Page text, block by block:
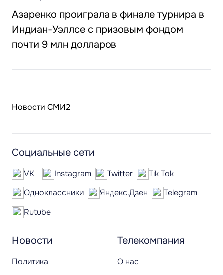
Азаренко проиграла в финале турнира в
Индиан-Уэллсе с призовым фондом
почти 9 млн долларов
Новости СМИ2
Новости
Политика
Телекомпания
О нас
Социальные сети
VK Instagram Twitter
Tik Tok
Одноклассники
Яндекс.Дзен
Telegram
Rutube